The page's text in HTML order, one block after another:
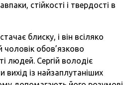
стійкості і твердості в
блиску, і він всіляко
чоловік обов’язково
людей. Сергій володіє
із найзаплутаніших